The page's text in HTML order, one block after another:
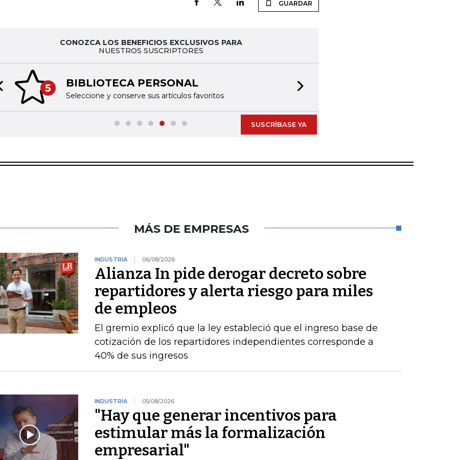
GUARDAR
CONOZCA LOS BENEFICIOS EXCLUSIVOS PARA
NUESTROS SUSCRIPTORES
5 BIBLIOTECA PERSONAL
Seleccione y conserve sus artículos favoritos
slide
SUSCRÍBASE YA
MÁS DE EMPRESAS
INDUSTRIA 06/08/2026
Alianza In pide derogar decreto sobre
repartidores y alerta riesgo para miles
de empleos
El gremio explicó que la ley estableció que el ingreso base de
cotización de los repartidores independientes corresponde a
40% de sus ingresos
INDUSTRIA 05/08/2026
"Hay que generar incentivos para
estimular más la formalización
empresarial"